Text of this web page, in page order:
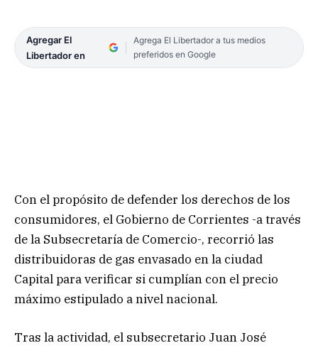
Agregar El
Libertador en
Agrega El Libertador a tus medios
preferidos en Google
Con el propósito de defender los derechos de los
consumidores, el Gobierno de Corrientes -a través
de la Subsecretaría de Comercio-, recorrió las
distribuidoras de gas envasado en la ciudad
Capital para verificar si cumplían con el precio
máximo estipulado a nivel nacional.
Tras la actividad, el subsecretario Juan José